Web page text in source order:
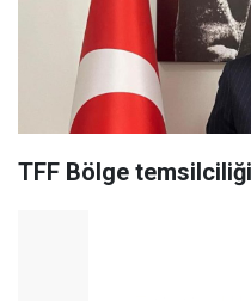
TFF Bölge